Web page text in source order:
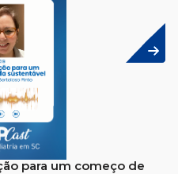
para um começo de